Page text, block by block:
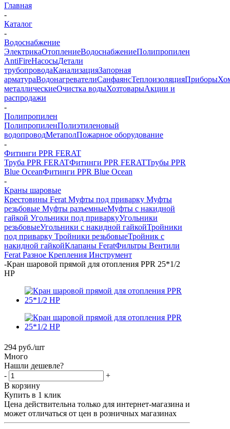
Главная
-
Каталог
-
Водоснабжение
ЭлектрикаОтоплениеВодоснабжениеПолипропилен
AntiFireНасосыДетали
трубопроводаКанализацияЗапорная
арматураВодонагревателиСанфаянсТеплоизоляцияПриборы
металлическиеОчистка водыХозтоварыАкции и
распродажи
-
Полипропилен
ПолипропиленПолиэтиленовый
водопроводМетаполПожарное оборудование
-
Фитинги PPR FERAT
Труба PPR FERATФитинги PPR FERATТрубы PPR
Blue OceanФитинги PPR Blue Ocean
-
Краны шаровые
Крестовины Ferat Муфты под приварку Муфты
резьбовые Муфты разъемныеМуфты с накидной
гайкой Угольники под приваркуУгольники
резьбовыеУгольники с накидной гайкойТройники
под приварку Тройники резьбовыеТройник с
накидной гайкойКлапаны FeratФильтры Вентили
Ferat Разное Крепления Инструмент
-Кран шаровой прямой для отопления PPR 25*1/2
НР
294 руб./шт
Много
Нашли дешевле?
-
+
В корзину
Купить в 1 клик
Цена действительна только для интернет-магазина и
может отличаться от цен в розничных магазинах